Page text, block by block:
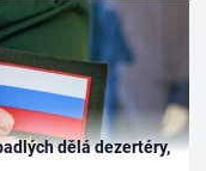
dělá dezertéry,